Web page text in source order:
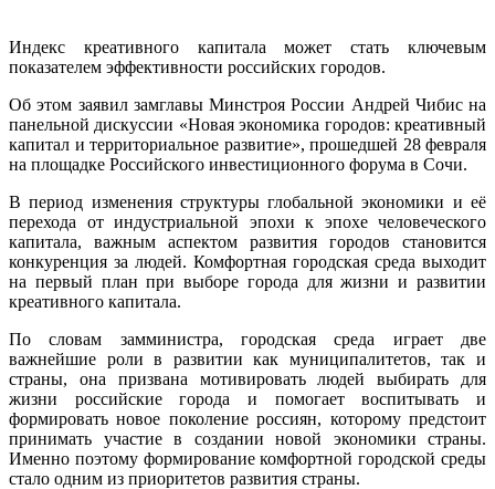
Индекс креативного капитала может стать ключевым
показателем эффективности российских городов.
Об этом заявил замглавы Минстроя России Андрей Чибис на
панельной дискуссии «Новая экономика городов: креативный
капитал и территориальное развитие», прошедшей 28 февраля
на площадке Российского инвестиционного форума в Сочи.
В период изменения структуры глобальной экономики и её
перехода от индустриальной эпохи к эпохе человеческого
капитала, важным аспектом развития городов становится
конкуренция за людей. Комфортная городская среда выходит
на первый план при выборе города для жизни и развитии
креативного капитала.
По словам замминистра, городская среда играет две
важнейшие роли в развитии как муниципалитетов, так и
страны, она призвана мотивировать людей выбирать для
жизни российские города и помогает воспитывать и
формировать новое поколение россиян, которому предстоит
принимать участие в создании новой экономики страны.
Именно поэтому формирование комфортной городской среды
стало одним из приоритетов развития страны.